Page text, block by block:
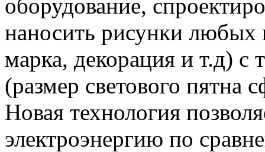
оборудование,
наносить рисунки
марка, декорация и т.д) с
(размер светового пятна
Новая технология
электроэнергию по